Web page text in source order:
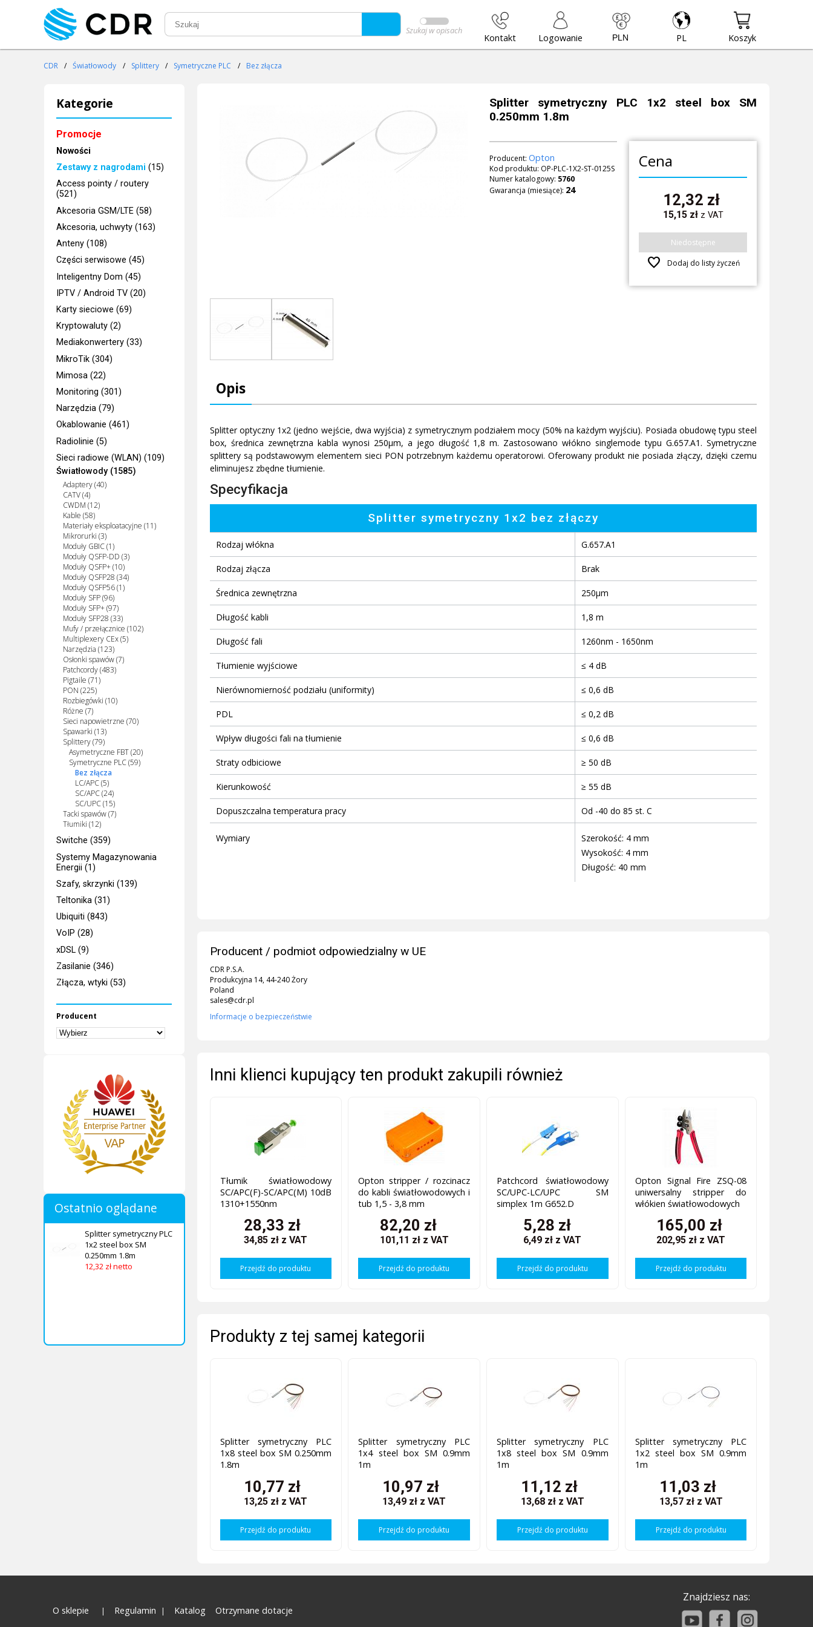
Szukaj w opisach
Kontakt Logowanie PL Koszyk
CDR / Światłowody / Splittery / Symetryczne PLC / Bez złącza
Kategorie
Promocje
Nowości
Zestawy z nagrodami (15)
Access pointy / routery
(521)
Akcesoria GSM/LTE (58)
Akcesoria, uchwyty (163)
Anteny (108)
Części serwisowe (45)
Inteligentny Dom (45)
IPTV / Android TV (20)
Karty sieciowe (69)
Kryptowaluty (2)
Mediakonwertery (33)
MikroTik (304)
Mimosa (22)
Monitoring (301)
Narzędzia (79)
Okablowanie (461)
Radiolinie (5)
Sieci radiowe (WLAN) (109)
Światłowody (1585)
Adaptery (40)
CATV (4)
CWDM (12)
Kable (58)
Materiały eksploatacyjne (11)
Mikrorurki (3)
Moduły GBIC (1)
Moduły QSFP-DD (3)
Moduły QSFP+ (10)
Moduły QSFP28 (34)
Moduły QSFP56 (1)
Moduły SFP (96)
Moduły SFP+ (97)
Moduły SFP28 (33)
Mufy / przełącznice (102)
Multiplexery CEx (5)
Narzędzia (123)
Osłonki spawów (7)
Patchcordy (483)
Pigtaile (71)
PON (225)
Rozbiegówki (10)
Różne (7)
Sieci napowietrzne (70)
Spawarki (13)
Splittery (79)
Asymetryczne FBT (20)
Symetryczne PLC (59)
Bez złącza
LC/APC (5)
SC/APC (24)
SC/UPC (15)
Tacki spawów (7)
Tłumiki (12)
Switche (359)
Systemy Magazynowania
Energii (1)
Szafy, skrzynki (139)
Teltonika (31)
Ubiquiti (843)
VoIP (28)
xDSL (9)
Zasilanie (346)
Złącza, wtyki (53)
Producent
Ostatnio oglądane
Splitter symetryczny PLC
1x2 steel box SM
0.250mm 1.8m
12,32 zł netto
Splitter symetryczny PLC 1x2 steel box SM
0.250mm 1.8m
Producent:Opton
Kod produktu: OP-PLC-1X2-ST-0125S
Numer katalogowy: 5760
Gwarancja (miesiące):
Cena
12,32 zł
15,15zł z VAT
Niedostępne
favorite Dodaj do listy życzeń
Opis
Splitter optyczny 1x2 (jedno wejście, dwa wyjścia) z symetrycznym podziałem mocy (50% na każdym wyjściu). Posiada obudowę typu steel
box, średnica zewnętrzna kabla wynosi 250μm, a jego długość 1,8 m. Zastosowano włókno singlemode typu G.657.A1. Symetryczne
splittery są podstawowym elementem sieci PON potrzebnym każdemu operatorowi. Oferowany produkt nie posiada złączy, dzięki czemu
eliminujesz zbędne tłumienie.
Specyfikacja
Splitter symetryczny 1x2 bez złączy
Rodzaj włókna G.657.A1
Rodzaj złącza Brak
Średnica zewnętrzna 250μm
Długość kabli 1,8 m
Długość fali 1260nm - 1650nm
Tłumienie wyjściowe ≤ 4 dB
Nierównomierność podziału (uniformity) ≤ 0,6 dB
PDL ≤ 0,2 dB
Wpływ długości fali na tłumienie ≤ 0,6 dB
Straty odbiciowe ≥ 50 dB
Kierunkowość ≥ 55 dB
Dopuszczalna temperatura pracy Od -40 do 85 st. C
Wymiary
Szerokość: 4 mm
Wysokość: 4 mm
Długość: 40 mm
Producent / podmiot odpowiedzialny w UE
CDR P.S.A.
Produkcyjna 14, 44-240 Żory
Poland
sales@cdr.pl
Informacje o bezpieczeństwie
Inni klienci kupujący ten produkt zakupili również
Tłumik światłowodowy
SC/APC(F)-SC/APC(M) 10dB
1310+1550nm
28,33 zł
34,85 zł z VAT
Przejdź do produktu
Opton stripper / rozcinacz
do kabli światłowodowych i
tub 1,5 - 3,8 mm
82,20 zł
101,11 zł z VAT
Przejdź do produktu
Patchcord światłowodowy
SC/UPC-LC/UPC SM
simplex 1m G652.D
5,28 zł
6,49 zł z VAT
Przejdź do produktu
Opton Signal Fire ZSQ-08
uniwersalny stripper do
włókien światłowodowych
165,00 zł
202,95 zł z VAT
Przejdź do produktu
Produkty z tej samej kategorii
Splitter symetryczny PLC
1x8 steel box SM 0.250mm
1.8m
10,77 zł
13,25 zł z VAT
Przejdź do produktu
Splitter symetryczny PLC
1x4 steel box SM 0.9mm
1m
10,97 zł
13,49 zł z VAT
Przejdź do produktu
Splitter symetryczny PLC
1x8 steel box SM 0.9mm
1m
11,12 zł
13,68 zł z VAT
Przejdź do produktu
Splitter symetryczny PLC
1x2 steel box SM 0.9mm
1m
11,03 zł
13,57 zł z VAT
Przejdź do produktu
O sklepie Regulamin Katalog Otrzymane dotacje
Znajdziesz nas: